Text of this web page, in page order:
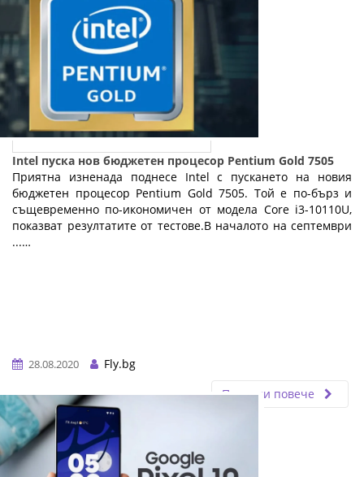
Intel пуска нов бюджетен процесор Pentium Gold 7505
Приятна изненада поднесе Intel с пускането на новия
бюджетен процесор Pentium Gold 7505. Той е по-бърз и
същевременно по-икономичен от модела Core i3-10110U,
показват резултатите от тестове.В началото на септември
...…
28.08.2020
Fly.bg
Прочети повече